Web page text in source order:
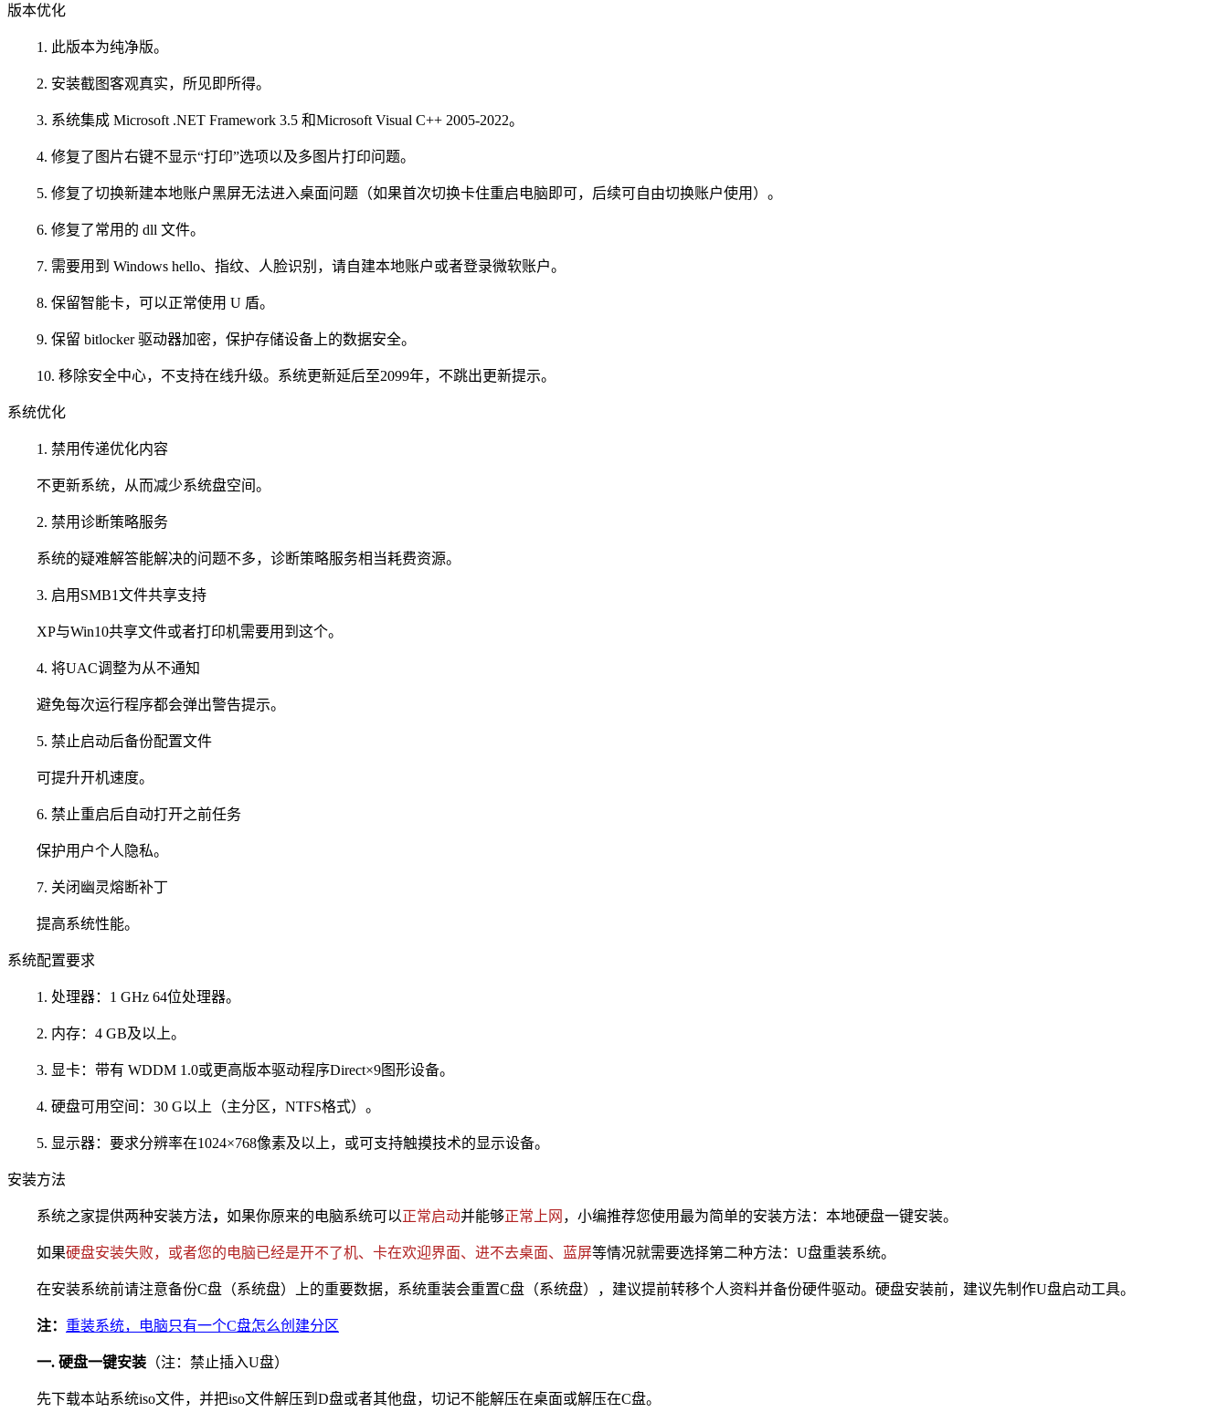
版本优化
1. 此版本为纯净版。
2. 安装截图客观真实，所见即所得。
3. 系统集成 Microsoft .NET Framework 3.5 和Microsoft Visual C++ 2005-2022。
4. 修复了图片右键不显示“打印”选项以及多图片打印问题。
5. 修复了切换新建本地账户黑屏无法进入桌面问题（如果首次切换卡住重启电脑即可，后续可自由切换账户使用）。
6. 修复了常用的 dll 文件。
7. 需要用到 Windows hello、指纹、人脸识别，请自建本地账户或者登录微软账户。
8. 保留智能卡，可以正常使用 U 盾。
9. 保留 bitlocker 驱动器加密，保护存储设备上的数据安全。
10. 移除安全中心，不支持在线升级。系统更新延后至2099年，不跳出更新提示。
系统优化
1. 禁用传递优化内容
不更新系统，从而减少系统盘空间。
2. 禁用诊断策略服务
系统的疑难解答能解决的问题不多，诊断策略服务相当耗费资源。
3. 启用SMB1文件共享支持
XP与Win10共享文件或者打印机需要用到这个。
4. 将UAC调整为从不通知
避免每次运行程序都会弹出警告提示。
5. 禁止启动后备份配置文件
可提升开机速度。
6. 禁止重启后自动打开之前任务
保护用户个人隐私。
7. 关闭幽灵熔断补丁
提高系统性能。
系统配置要求
1. 处理器：1 GHz 64位处理器。
2. 内存：4 GB及以上。
3. 显卡：带有 WDDM 1.0或更高版本驱动程序Direct×9图形设备。
4. 硬盘可用空间：30 G以上（主分区，NTFS格式）。
5. 显示器：要求分辨率在1024×768像素及以上，或可支持触摸技术的显示设备。
安装方法
系统之家提供两种安装方法， 如果你原来的电脑系统可以正常启动并能够正常上网 ，小编推荐您使用最为简单的安装方法：本地硬盘一键安装。
如果硬盘安装失败，或者您的电脑已经是开不了机、卡在欢迎界面、进不去桌面、蓝屏等情况就需要选择第二种方法：U盘重装系统。
在安装系统前请注意备份C盘（系统盘）上的重要数据，系统重装会重置C盘（系统盘），建议提前转移个人资料并备份硬件驱动。硬盘安装前，建议先制作U盘启动工具。
注： 重装系统，电脑只有一个C盘怎么创建分区
一. 硬盘一键安装 （注：禁止插入U盘）
先下载本站系统iso文件，并把iso文件解压到D盘或者其他盘，切记不能解压在桌面或解压在C盘。